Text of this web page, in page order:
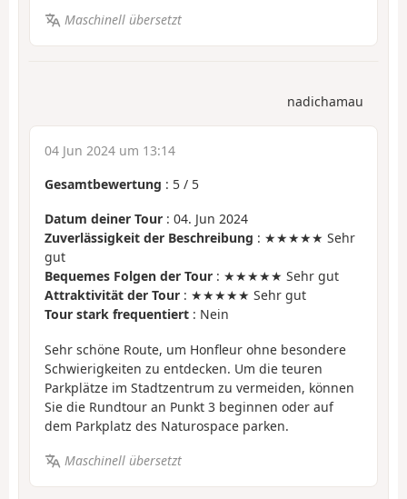
Maschinell übersetzt
nadichamau
04 Jun 2024 um 13:14
Gesamtbewertung : 5 / 5
Datum deiner Tour : 04. Jun 2024
Zuverlässigkeit der Beschreibung : ★★★★★ Sehr
gut
Bequemes Folgen der Tour : ★★★★★ Sehr gut
Attraktivität der Tour : ★★★★★ Sehr gut
Tour stark frequentiert : Nein
Sehr schöne Route, um Honfleur ohne besondere
Schwierigkeiten zu entdecken. Um die teuren
Parkplätze im Stadtzentrum zu vermeiden, können
Sie die Rundtour an Punkt 3 beginnen oder auf
dem Parkplatz des Naturospace parken.
Maschinell übersetzt